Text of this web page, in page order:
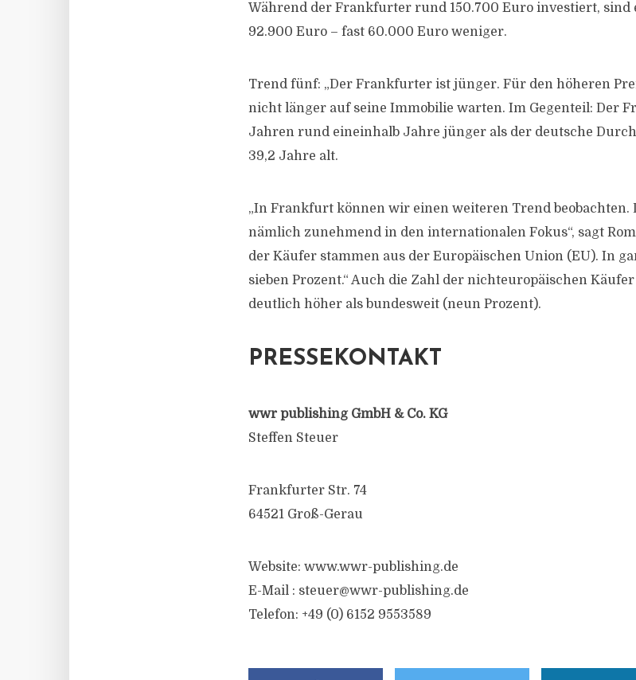
Während der Frankfurter rund 150.700 Euro investiert, sind
92.900 Euro – fast 60.000 Euro weniger.
Trend fünf: „Der Frankfurter ist jünger. Für den höheren
nicht länger auf seine Immobilie warten. Im Gegenteil: Der
Jahren rund eineinhalb Jahre jünger als der deutsche
39,2 Jahre alt.
„In Frankfurt können wir einen weiteren Trend
nämlich zunehmend in den internationalen Fokus“, sagt
der Käufer stammen aus der Europäischen Union (EU). In
sieben Prozent.“ Auch die Zahl der nichteuropäischen
deutlich höher als bundesweit (neun Prozent).
PRESSEKONTAKT
wwr publishing GmbH & Co. KG
Steffen Steuer
Frankfurter Str. 74
64521 Groß-Gerau
Website: www.wwr-publishing.de
E-Mail : steuer@wwr-publishing.de
Telefon: +49 (0) 6152 9553589